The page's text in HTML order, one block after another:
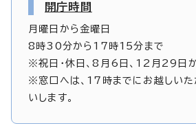
開庁時間
月曜日から金曜日
8時30分から17時15分まで
※祝日・休日、8月6日、12月29日
※窓口へは、17時までにお越しいた
いします。